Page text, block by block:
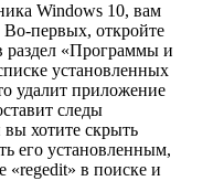
Windows 10, вам
первых, откройте
раздел «Программы и
установленных
удалит приложение
следы
хотите скрыть
его установленным,
«regedit» в поиске и